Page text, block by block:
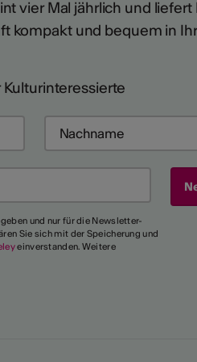
vier Mal jährlich und
kompakt und bequem in
Kulturinteressierte
und nur für die Newsletter-
Sie sich mit der Speicherung und
einverstanden. Weitere